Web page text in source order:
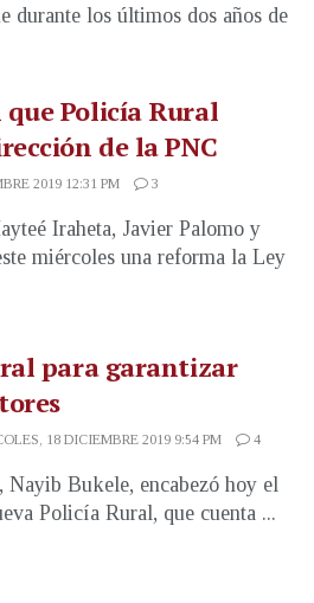
durante los últimos dos años de
Policía Rural
de la PNC
2019 12:31 PM 3
Iraheta, Javier Palomo y
miércoles una reforma la Ley
para garantizar
18 DICIEMBRE 2019 9:54 PM 4
Nayib Bukele, encabezó hoy el
Policía Rural, que cuenta ...